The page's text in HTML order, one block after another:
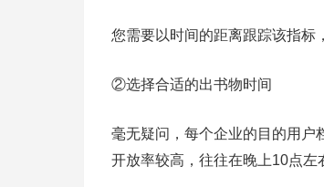
您需要以时间的距离跟踪该指标
②选择合适的出书物时间
毫无疑问，每个企业的目的用户
开放率较高，往往在晚上10点左